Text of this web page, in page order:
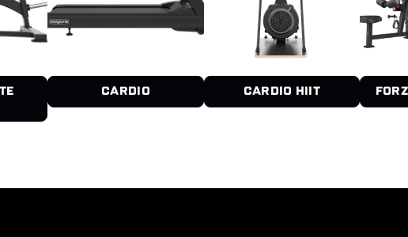
CARDIO CARDIO HIIT